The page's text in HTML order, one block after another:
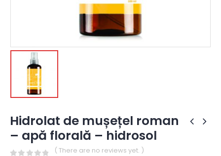
Hidrolat de mușețel roman
– apă florală – hidrosol
( There are no reviews yet. )